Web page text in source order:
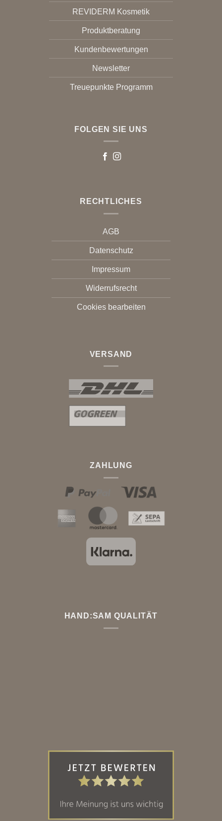
REVIDERM Kosmetik
Produktberatung
Kundenbewertungen
Newsletter
Treuepunkte Programm
FOLGEN SIE UNS
RECHTLICHES
AGB
Datenschutz
Impressum
Widerrufsrecht
Cookies bearbeiten
VERSAND
ZAHLUNG
HAND:SAM QUALITÄT